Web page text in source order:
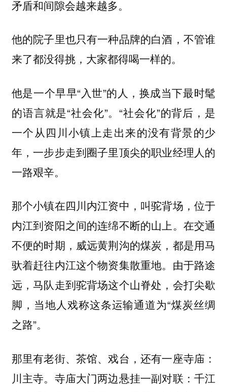
矛盾和间隙会越来越多。
他的院子里也只有一种品牌的白酒，不管谁
来了都没得挑，大家都得喝一样的。
他是一个早早“入世”的人，换成当下最时髦
的语言就是“社会化”。“社会化”的背后，是
一个从四川小镇上走出来的没有背景的少
年，一步步走到圈子里顶尖的职业经理人的
一路艰辛。
那个小镇在四川内江资中，叫驼背场，位于
内江到资阳之间的连绵不断的山上。在交通
不便的时期，威远黄荆沟的煤炭，都是用马
驮着赶往内江这个物资集散重地。由于路途
远，马队走到驼背场这个山脊处，会打尖歇
脚，当地人戏称这条运输通道为“煤炭丝绸
之路”。
那里有老街、茶馆、戏台，还有一座寺庙：
川主寺。寺庙大门两边悬挂一副对联：千江